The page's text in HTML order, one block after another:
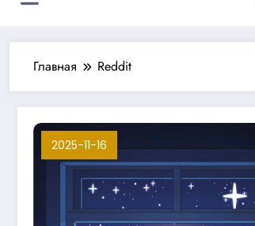
Главная Reddit
2025-11-16